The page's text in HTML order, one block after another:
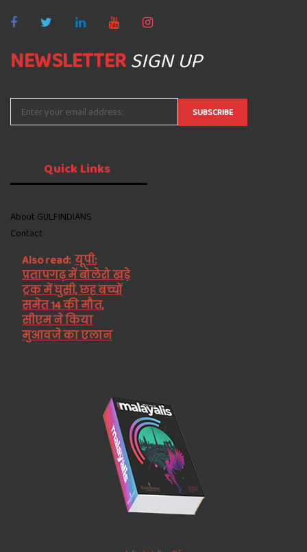
NEWSLETTERSIGN UP
QuickLinks
About GULFINDIANS
Contact
Also read: यूपी:
प्रतापगढ़ में बोलेरो खड़े
ट्रक में घुसी, छह बच्चों
समेत 14 की मौत,
सीएम ने किया
मुआवजे का एलान